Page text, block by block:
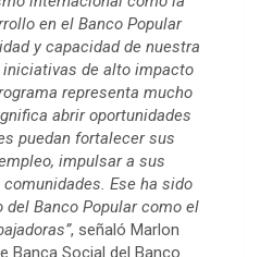
en el Banco Popular
y capacidad de nuestra
de alto impacto
representa mucho
abrir oportunidades
puedan fortalecer sus
impulsar a sus
Ese ha sido
Banco Popular como el
, señaló Marlon